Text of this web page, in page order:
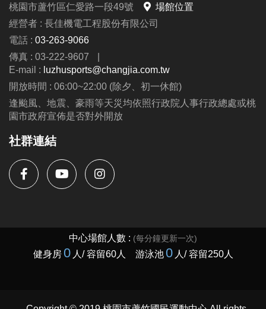
-洽詢專線：03-2639066 #115、116
-官網 :
https://www.lzsports.com.tw/zh_TW/news/pageID/1/
-FB : 桃園市蘆竹國民運動中心
-IG : @luzhusports
桃園市蘆竹區仁愛路一段49號
場館位置
經營者 : 長佳機電工程股份有限公司
電話 : 03-263-9066
傳真 : 03-222-9607
|
E-mail : luzhusports@changjia.com.tw
開放時間 : 06:00~22:00 (除夕、初一休館)
逢颱風、地震、豪雨等天災均依照行政院人事行政總處或桃
園市政府宣佈是否對外開放
社群連結